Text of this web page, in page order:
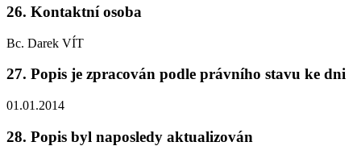
26. Kontaktní osoba
Bc. Darek VÍT
27. Popis je zpracován podle právního stavu ke dni
01.01.2014
28. Popis byl naposledy aktualizován